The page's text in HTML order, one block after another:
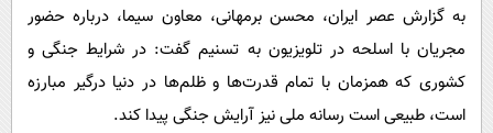
سلامت
فرهنگی
بین الملل
به گزارش عصر ایران، محسن برمهانی، معاون سیما، درباره حضور
مجریان با اسلحه در تلویزیون به تسنیم گفت: در شرایط جنگی و
کشوری که همزمان با تمام قدرت‌ها و ظلم‌ها در دنیا درگیر مبارزه
است، طبیعی است رسانه ملی نیز آرایش جنگی پیدا کند.